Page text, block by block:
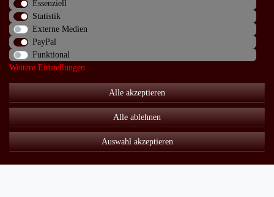
Häufige Fragen
Über uns
Impressum Daten­schutz­erklärung AGB
Essenziell
Statistik
Externe Medien
PayPal
Funktional
Weitere Einstellungen
Alle akzeptieren
Alle ablehnen
Auswahl akzeptieren